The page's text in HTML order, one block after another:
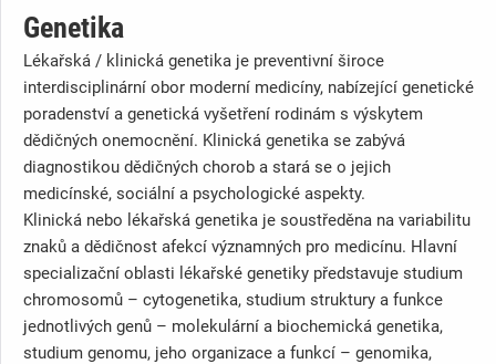
Genetika
Lékařská / klinická genetika je preventivní široce
interdisciplinární obor moderní medicíny, nabízející genetické
poradenství a genetická vyšetření rodinám s výskytem
dědičných onemocnění. Klinická genetika se zabývá
diagnostikou dědičných chorob a stará se o jejich
medicínské, sociální a psychologické aspekty.
Klinická nebo lékařská genetika je soustředěna na variabilitu
znaků a dědičnost afekcí významných pro medicínu. Hlavní
specializační oblasti lékařské genetiky představuje studium
chromosomů – cytogenetika, studium struktury a funkce
jednotlivých genů – molekulární a biochemická genetika,
studium genomu, jeho organizace a funkcí – genomika,